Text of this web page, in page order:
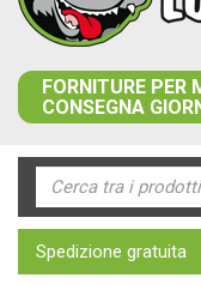
FORNITURE PER
CONSEGNA
Spedizione gratuita